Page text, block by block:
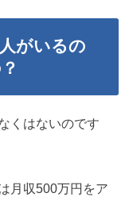
がいるの
くはないのです
月収500万円をア